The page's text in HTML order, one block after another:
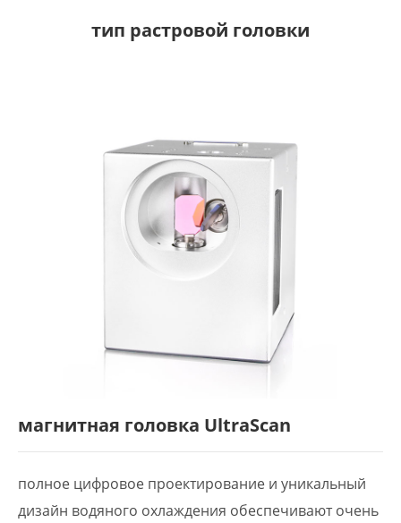
тип растровой головки
магнитная головка UltraScan
полное цифровое проектирование и уникальный
дизайн водяного охлаждения обеспечивают очень